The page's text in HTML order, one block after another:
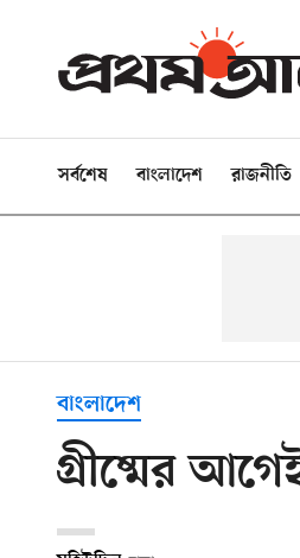
সর্বশেষ বাংলাদেশ রাজনীতি
বাংলাদেশ
গ্রীষ্মের